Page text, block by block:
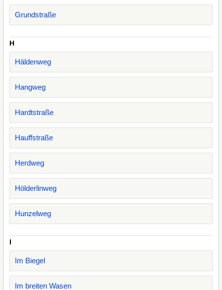
Grundstraße
H
Häldenweg
Hangweg
Hardtstraße
Hauffstraße
Herdweg
Hölderlinweg
Hunzelweg
I
Im Biegel
Im breiten Wasen